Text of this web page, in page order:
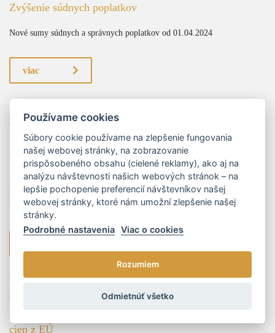
Zvýšenie súdnych poplatkov
Nové sumy súdnych a správnych poplatkov od 01.04.2024
viac
26.01.2024
Inovácie v trestnom práve: Posilnenie práv a
harmonizácia so štandardmi EÚ
V najnovšom vývoji právnej legislatívy sa otvára nová kapitola s
predložením návrhu novely Trestného zákona, momentálne v I. čítaní NR
SR. Táto komplexná reforma Trestného zákona predstavuje iniciatív...
29.11.2023 Mgr. Peter Marenčák
Kategorizácia zdravotníckych pomôcok bez referenčných
cien z EÚ
Používame cookies
Súbory cookie používame na zlepšenie fungovania
našej webovej stránky, na zobrazovanie
prispôsobeného obsahu (cielené reklamy), ako aj na
analýzu návštevnosti našich webových stránok – na
lepšie pochopenie preferencií návštevníkov našej
webovej stránky, ktoré nám umožní zlepšenie našej
stránky.
Podrobné nastavenia
Viac o cookies
Rozumiem
Odmietnúť všetko